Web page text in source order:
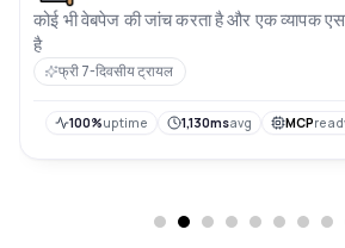
कोई भी वेबपेज की जांच करता है और एक व्यापक
है
फ्री 7-दिवसीय ट्रायल
100%uptime 1,130msavg MCP